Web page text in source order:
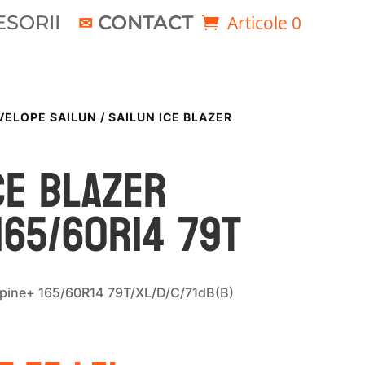
CONTACT Articole 0
SAILUN / SAILUN ICE BLAZER
BLAZER
60R14 79T
165/60R14 79T/XL/D/C/71dB(B)